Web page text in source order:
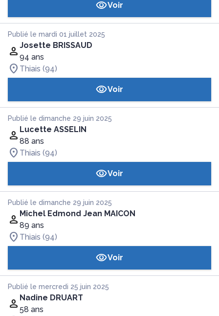
Voir
Publié le mardi 01 juillet 2025
Josette BRISSAUD
94 ans
Thiais (94)
Voir
Publié le dimanche 29 juin 2025
Lucette ASSELIN
88 ans
Thiais (94)
Voir
Publié le dimanche 29 juin 2025
Michel Edmond Jean MAICON
89 ans
Thiais (94)
Voir
Publié le mercredi 25 juin 2025
Nadine DRUART
58 ans